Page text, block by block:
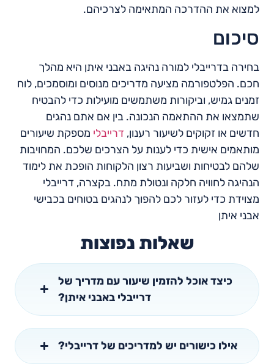
למצוא את ההדרכה המתאימה לצרכיהם.
סיכום
בחירה בדרייבלי למורה נהיגה באבני איתן היא מהלך
חכם. הפלטפורמה מציעה מדריכים מנוסים ומוסמכים, לוח
זמנים גמיש, וביקורות משתמשים מועילות כדי להבטיח
שתמצאו את ההתאמה הנכונה. בין אם אתם נהגים
חדשים או זקוקים לשיעור רענון, דרייבלי מספקת שיעורים
מותאמים אישית כדי לענות על הצרכים שלכם. המחויבות
שלהם לבטיחות ושביעות רצון הלקוחות הופכת את לימוד
הנהיגה לחוויה חלקה ונטולת מתח. בקצרה, דרייבלי
מצוידת כדי לעזור לכם להפוך לנהגים בטוחים בכבישי
אבני איתן
שאלות נפוצות
כיצד אוכל להזמין שיעור עם מדריך של
דרייבלי באבני איתן?
אילו כישורים יש למדריכים של דרייבלי?